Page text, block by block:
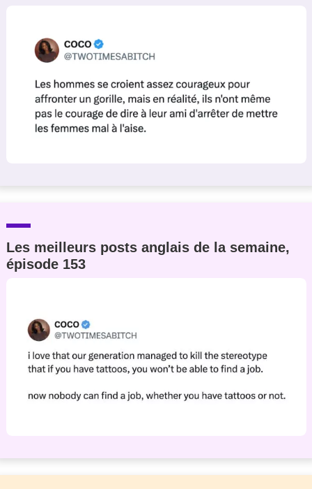
Les meilleurs posts anglais de la semaine,
épisode 153